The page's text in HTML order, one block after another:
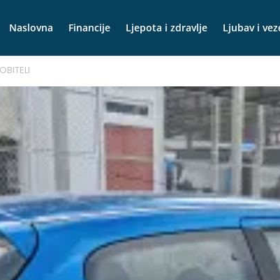
Naslovna Financije Ljepota i zdravlje Ljubav i